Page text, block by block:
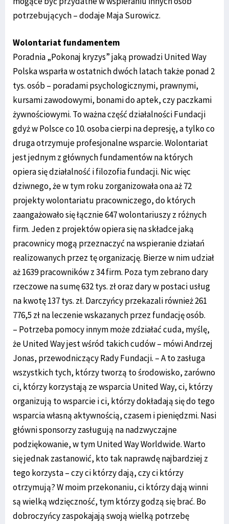
potrzebujących – dodaje Maja Surowicz.
Wolontariat fundamentem
Poradnia „Pokonaj kryzys” jaką prowadzi United Way
Polska wsparła w ostatnich dwóch latach także ponad 2
tys. osób – poradami psychologicznymi, prawnymi,
kursami zawodowymi, bonami do aptek, czy paczkami
żywnościowymi. To ważna część działalności Fundacji
gdyż w Polsce co 10. osoba cierpi na depresję, a tylko co
druga otrzymuje profesjonalne wsparcie. Wolontariat
jest jednym z głównych fundamentów na których
opiera się działalność i filozofia fundacji. Nic więc
dziwnego, że w tym roku zorganizowała ona aż 72
projekty wolontariatu pracowniczego, do których
zaangażowało się łącznie 647 wolontariuszy z różnych
firm. Jeden z projektów opiera się na składce jaką
pracownicy mogą przeznaczyć na wspieranie działań
realizowanych przez tę organizację. Bierze w nim udział
aż 1639 pracowników z 34 firm. Poza tym zebrano dary
rzeczowe na sumę 632 tys. zł oraz dary w postaci usług
na kwotę 137 tys. zł. Darczyńcy przekazali również 261
776,5 zł na leczenie wskazanych przez fundację osób.
– Potrzeba pomocy innym może zdziałać cuda, myślę,
że United Way jest wśród takich cudów – mówi Andrzej
Jonas, przewodniczący Rady Fundacji. – A to zasługa
wszystkich tych, którzy tworzą to środowisko, zarówno
ci, którzy korzystają ze wsparcia United Way, ci, którzy
organizują to wsparcie i ci, którzy dokładają się do tego
wsparcia własną aktywnością, czasem i pieniędzmi. Nasi
główni sponsorzy zasługują na nadzwyczajne
podziękowanie, w tym United Way Worldwide. Warto
się jednak zastanowić, kto tak naprawdę najbardziej z
tego korzysta – czy ci którzy dają, czy ci którzy
otrzymują? W moim przekonaniu, ci którzy dają winni
są wielką wdzięczność, tym którzy godzą się brać. Bo
dobroczyńcy zaspokajają swoją wielką potrzebę